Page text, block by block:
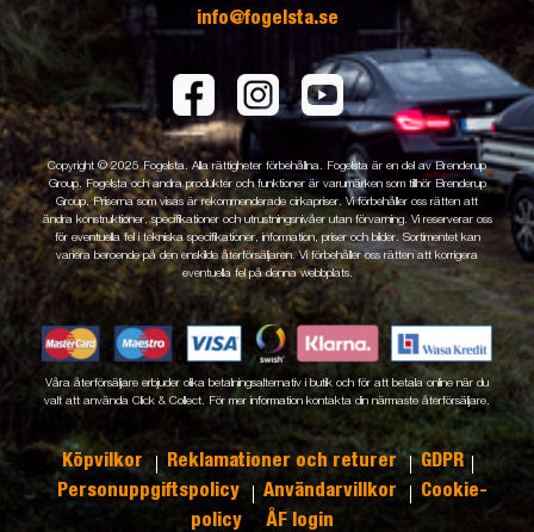
info@fogelsta.se
Copyright © 2025 Fogelsta. Alla rättigheter förbehållna. Fogelsta är en del av Brenderup
Group. Fogelsta och andra produkter och funktioner är varumärken som tillhör Brenderup
Group. Priserna som visas är rekommenderade cirkapriser. Vi förbehåller oss rätten att
ändra konstruktioner, specifikationer och utrustningsnivåer utan förvarning. Vi reserverar oss
för eventuella fel i tekniska specifikationer, information, priser och bilder. Sortimentet kan
variera beroende på den enskilde återförsäljaren. Vi förbehåller oss rätten att korrigera
eventuella fel på denna webbplats.
Våra återförsäljare erbjuder olika betalningsalternativ i butik och för att betala online när du
valt att använda Click & Collect. För mer information kontakta din närmaste återförsäljare.
Köpvilkor Reklamationer och returer
GDPR
Personuppgiftspolicy
Användarvillkor
Cookie-
policy
ÅF login